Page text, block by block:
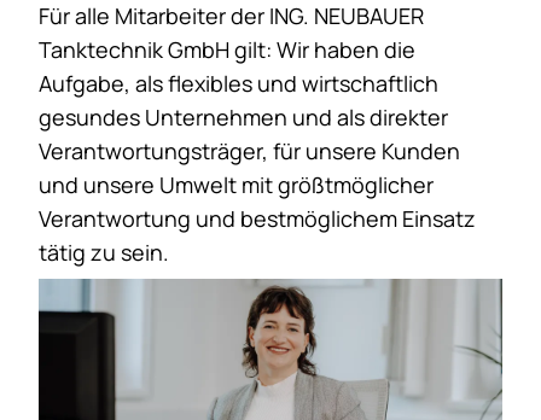
Für alle Mitarbeiter der ING. NEUBAUER
Tanktechnik GmbH gilt: Wir haben die
Aufgabe, als flexibles und wirtschaftlich
gesundes Unternehmen und als direkter
Verantwortungsträger, für unsere Kunden
und unsere Umwelt mit größtmöglicher
Verantwortung und bestmöglichem Einsatz
tätig zu sein.